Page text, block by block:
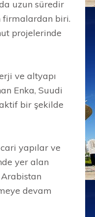
uzun süredir
firmalardan biri.
projelerinde
ve altyapı
Enka, Suudi
bir şekilde
yapılar ve
yer alan
Arabistan
devam